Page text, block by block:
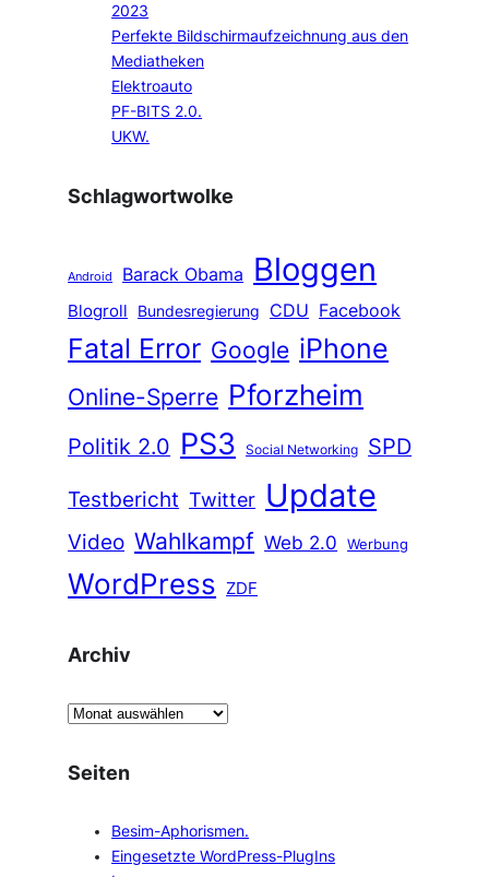
2023
Perfekte Bildschirmaufzeichnung aus den
Mediatheken
Elektroauto
PF-BITS 2.0.
UKW.
Schlagwortwolke
Android Barack Obama Bloggen
Blogroll Bundesregierung CDU Facebook
Fatal Error Google iPhone
Online-Sperre Pforzheim
Politik 2.0 PS3 Social Networking
SPD
Testbericht Twitter Update
Video Wahlkampf Web 2.0 Werbung
WordPress ZDF
Archiv
A
c
Seiten
Besim-Aphorismen.
Eingesetzte WordPress-PlugIns